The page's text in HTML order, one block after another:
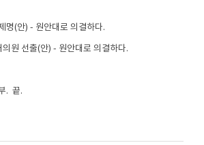
명(안) - 원안대로 의결하다.
원 선출(안) - 원안대로 의결하다.
. 끝.